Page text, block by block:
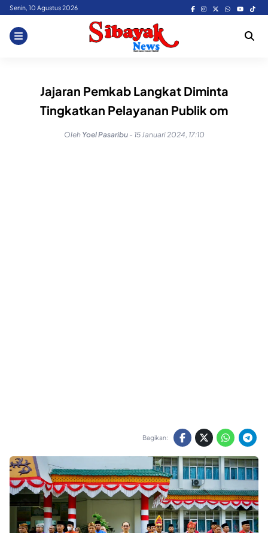
Skip
content
Senin, 10 Agustus 2026
Jajaran Pemkab Langkat Diminta
Tingkatkan Pelayanan Publik om
Oleh Yoel Pasaribu - 15 Januari 2024, 17:10
Bagikan: